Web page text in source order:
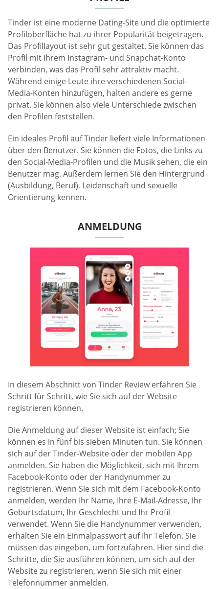
Tinder ist eine moderne Dating-Site und die optimierte
Profiloberfläche hat zu ihrer Popularität beigetragen.
Das Profillayout ist sehr gut gestaltet. Sie können das
Profil mit Ihrem Instagram- und Snapchat-Konto
verbinden, was das Profil sehr attraktiv macht.
Während einige Leute ihre verschiedenen Social-
Media-Konten hinzufügen, halten andere es gerne
privat. Sie können also viele Unterschiede zwischen
den Profilen feststellen.
Ein ideales Profil auf Tinder liefert viele Informationen
über den Benutzer. Sie können die Fotos, die Links zu
den Social-Media-Profilen und die Musik sehen, die ein
Benutzer mag. Außerdem lernen Sie den Hintergrund
(Ausbildung, Beruf), Leidenschaft und sexuelle
Orientierung kennen.
ANMELDUNG
In diesem Abschnitt von Tinder Review erfahren Sie
Schritt für Schritt, wie Sie sich auf der Website
registrieren können.
Die Anmeldung auf dieser Website ist einfach; Sie
können es in fünf bis sieben Minuten tun. Sie können
sich auf der Tinder-Website oder der mobilen App
anmelden. Sie haben die Möglichkeit, sich mit Ihrem
Facebook-Konto oder der Handynummer zu
registrieren. Wenn Sie sich mit dem Facebook-Konto
anmelden, werden Ihr Name, Ihre E-Mail-Adresse, Ihr
Geburtsdatum, Ihr Geschlecht und Ihr Profil
verwendet. Wenn Sie die Handynummer verwenden,
erhalten Sie ein Einmalpasswort auf Ihr Telefon. Sie
müssen das eingeben, um fortzufahren. Hier sind die
Schritte, die Sie ausführen können, um sich auf der
Website zu registrieren, wenn Sie sich mit einer
Telefonnummer anmelden.